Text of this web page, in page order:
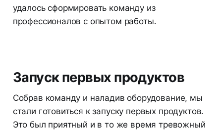
удалось сформировать команду из
профессионалов с опытом работы.
Запуск первых продуктов
Собрав команду и наладив оборудование, мы
стали готовиться к запуску первых продуктов.
Это был приятный и в то же время тревожный